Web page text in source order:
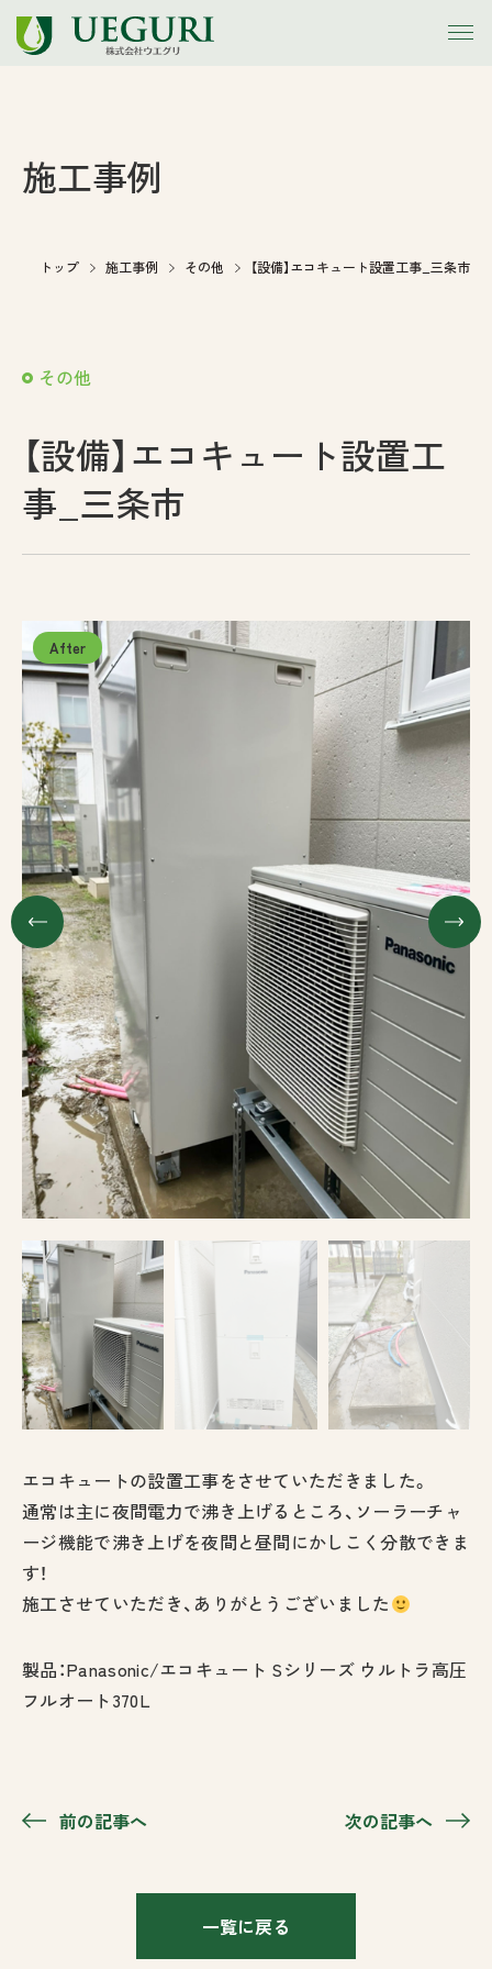
お知らせ
会社案内
施工事例
アウトレット
採用情報
プライバシーポリシー
古物営業法に基づく表示
施工事例
トップ 施工事例 その他 【設備】エコキュート設置工事_三条市
その他
【設備】エコキュート設置工
事_三条市
エコキュートの設置工事をさせていただきました。
通常は主に夜間電力で沸き上げるところ、ソーラーチャ
ージ機能で沸き上げを夜間と昼間にかしこく分散できま
す！
施工させていただき、ありがとうございました
製品：Panasonic/エコキュート Sシリーズ ウルトラ高圧
フルオート370L
前の記事へ 次の記事へ
一覧に戻る